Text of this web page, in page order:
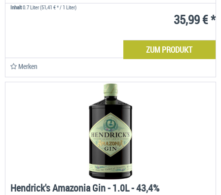
Inhalt0.7 Liter(51,41 € * / 1 Liter)
35,99 € *
ZUM PRODUKT
Merken
Hendrick's Amazonia Gin - 1.0L - 43,4%